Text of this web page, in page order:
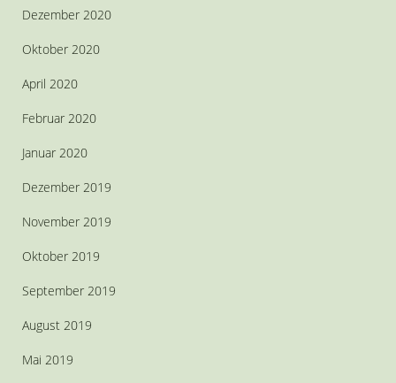
Dezember 2020
Oktober 2020
April 2020
Februar 2020
Januar 2020
Dezember 2019
November 2019
Oktober 2019
September 2019
August 2019
Mai 2019